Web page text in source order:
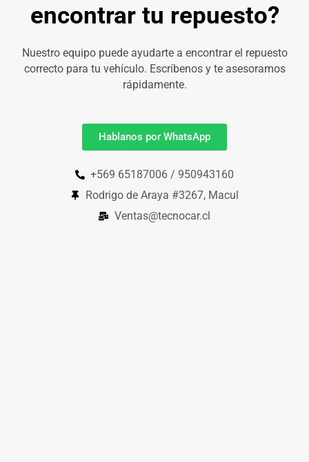
encontrar tu repuesto?
Nuestro equipo puede ayudarte a encontrar el repuesto
correcto para tu vehículo. Escríbenos y te asesoramos
rápidamente.
Hablanos por WhatsApp
+569 65187006 / 950943160
Rodrigo de Araya #3267, Macul
Ventas@tecnocar.cl